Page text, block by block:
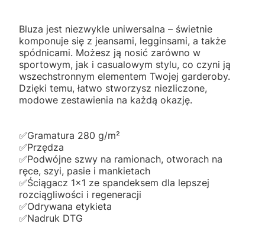
Bluza jest niezwykle uniwersalna – świetnie
komponuje się z jeansami, legginsami, a także
spódnicami. Możesz ją nosić zarówno w
sportowym, jak i casualowym stylu, co czyni ją
wszechstronnym elementem Twojej garderoby.
Dzięki temu, łatwo stworzysz niezliczone,
modowe zestawienia na każdą okazję.
✅️Gramatura 280 g/m²
✅️Przędza
✅️Podwójne szwy na ramionach, otworach na
ręce, szyi, pasie i mankietach
✅️Ściągacz 1x1 ze spandeksem dla lepszej
rozciągliwości i regeneracji
✅️Odrywana etykieta
✅️Nadruk DTG